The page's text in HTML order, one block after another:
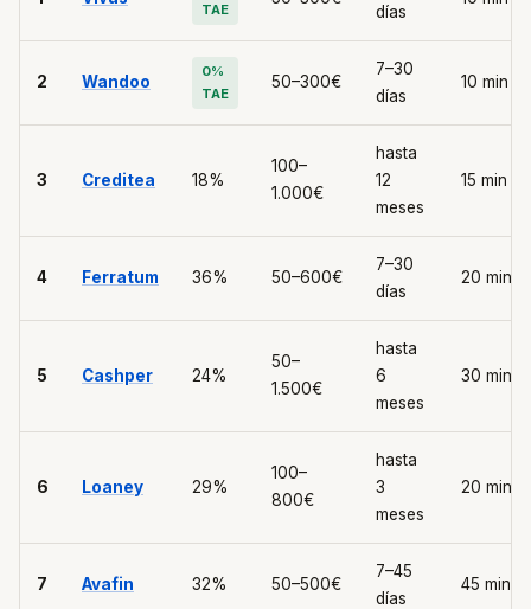
TAE
días
2 Wandoo
0%
TAE
50–300€
7–30
días
10 min
3 Creditea 18%
100–
1.000€
hasta
12
meses
15 min
4 Ferratum 36% 50–600€
7–30
días
20 min
5 Cashper 24%
50–
1.500€
hasta
6
meses
30 min
6 Loaney 29%
100–
800€
hasta
3
meses
20 min
7 Avafin 32% 50–500€
7–45
días
45 min